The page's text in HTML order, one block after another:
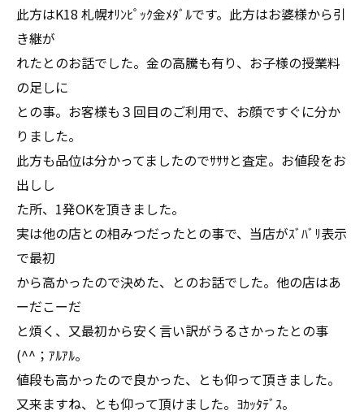
此方はK18 札幌ｵﾘﾝﾋﾟｯｸ金ﾒﾀﾞﾙです。此方はお婆様から引
き継が
れたとのお話でした。金の高騰も有り、お子様の授業料
の足しに
との事。お客様も３回目のご利用で、お顔ですぐに分か
りました。
此方も品位は分かってましたのでｻｻｻと査定。お値段をお
出しし
た所、1発OKを頂きました。
実は他の店との相みつだったとの事で、当店がｽﾞﾊﾞﾘ表示
で最初
から高かったので決めた、とのお話でした。他の店はあ
ーだこーだ
と煩く、又最初から安く言い訳がうるさかったとの事
(^^；ｱﾙｱﾙ。
値段も高かったので良かった、とも仰って頂きました。
又来ますね、とも仰って頂けました。ﾖｶｯﾀﾃﾞｽ。